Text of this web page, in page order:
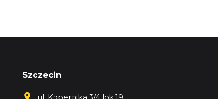
Szczecin
ul. Kopernika 3/4 lok.19